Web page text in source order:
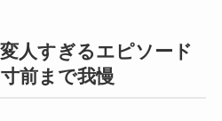
人すぎるエピソード
前まで我慢